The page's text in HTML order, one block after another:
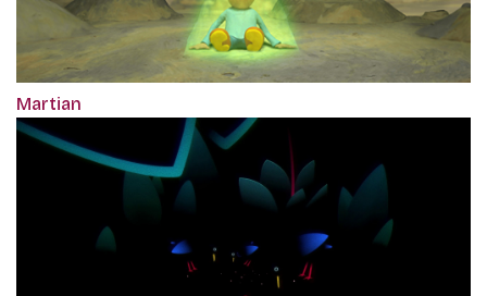
Martian